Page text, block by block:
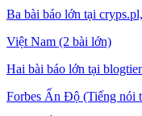
Ba bài báo lớn tại
Việt Nam (2 bài lớn)
Hai bài báo lớn tại
Forbes Ấn Độ (Tiếng nói